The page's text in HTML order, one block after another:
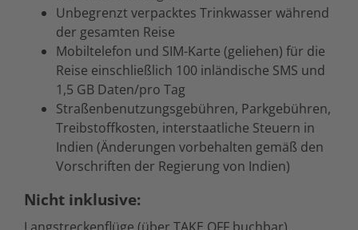
Unbegrenzt verpacktes Trinkwasser während
der gesamten Reise
Mobiltelefon und SIM-Karte (geliehen) für die
Reise einschließlich 100 inländische SMS und
1,5 GB Daten/pro Tag
Straßenbenutzungsgebühren, Parkgebühren,
Treibstoffkosten, interstaatliche Steuern in
Indien (Änderungen vorbehalten gemäß den
Vorschriften der Regierung von Indien)
Nicht inklusive: